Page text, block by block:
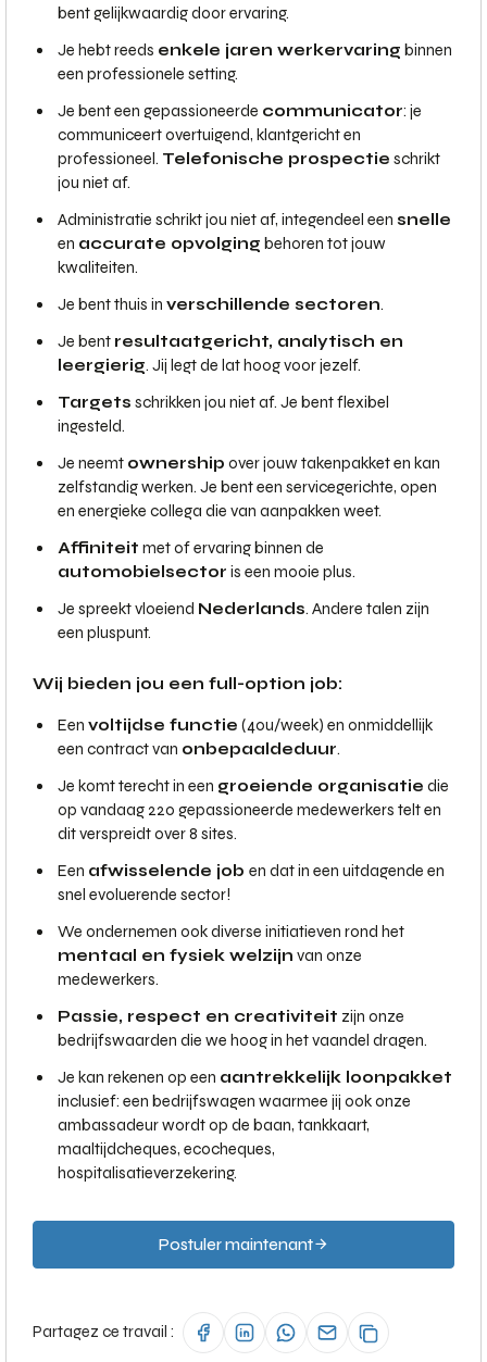
bent gelijkwaardig door ervaring.
Je hebt reeds enkele jaren werkervaring binnen
een professionele setting.
Je bent een gepassioneerde communicator: je
communiceert overtuigend, klantgericht en
professioneel. Telefonische prospectie schrikt
jou niet af.
Administratie schrikt jou niet af, integendeel een snelle
en accurate opvolging behoren tot jouw
kwaliteiten.
Je bent thuis in verschillende sectoren.
Je bent resultaatgericht, analytisch en
leergierig. Jij legt de lat hoog voor jezelf.
Targets schrikken jou niet af. Je bent flexibel
ingesteld.
Je neemt ownership over jouw takenpakket en kan
zelfstandig werken. Je bent een servicegerichte, open
en energieke collega die van aanpakken weet.
Affiniteit met of ervaring binnen de
automobielsector is een mooie plus.
Je spreekt vloeiend Nederlands. Andere talen zijn
een pluspunt.
Wij bieden jou een full-option job:
Een voltijdse functie (40u/week) en onmiddellijk
een contract van onbepaaldeduur.
Je komt terecht in een groeiende organisatie die
op vandaag 220 gepassioneerde medewerkers telt en
dit verspreidt over 8 sites.
Een afwisselende job en dat in een uitdagende en
snel evoluerende sector!
We ondernemen ook diverse initiatieven rond het
mentaal en fysiek welzijn van onze
medewerkers.
Passie, respect en creativiteit zijn onze
bedrijfswaarden die we hoog in het vaandel dragen.
Je kan rekenen op een aantrekkelijk loonpakket
inclusief: een bedrijfswagen waarmee jij ook onze
ambassadeur wordt op de baan, tankkaart,
maaltijdcheques, ecocheques,
hospitalisatieverzekering.
Postuler maintenant
Partagez ce travail :